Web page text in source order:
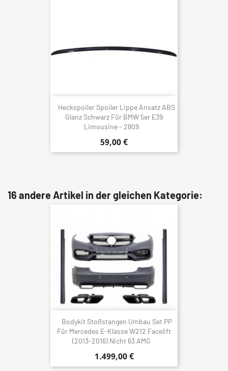
Heckspoiler Spoiler Lippe Ansatz ABS
Glanz Schwarz Für BMW 5er E39
Limousine - 2809
59,00 €
16 andere Artikel in der gleichen Kategorie:
Bodykit Stoßstangen Umbau Set PP
Für Mercedes E-Klasse W212 Facelift
(2013-2016) Nicht 63 AMG
1.499,00 €